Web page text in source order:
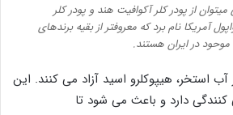
از پودر کلر آکوافیت هند و پودر کلر
آمریکا نام برد که معروفتر از بقیه برندهای
موحود در ایران هستند.
استخر، هیپوکلرو اسید آزاد می کنند. این
دارد و باعث می شود تا